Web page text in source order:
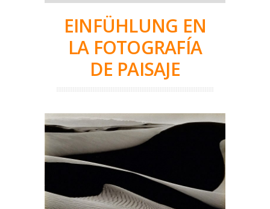
EINFÜHLUNG EN
LA FOTOGRAFÍA
DE PAISAJE